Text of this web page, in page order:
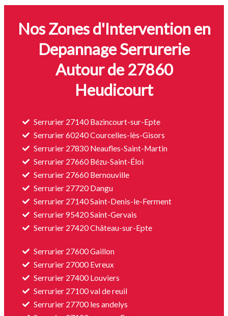
Nos Zones d'Intervention en
Depannage Serrurerie
Autour de 27860
Heudicourt
Serrurier 27140 Bazincourt-sur-Epte
Serrurier 60240 Courcelles-lès-Gisors
Serrurier 27830 Neaufles-Saint-Martin
Serrurier 27660 Bézu-Saint-Éloi
Serrurier 27660 Bernouville
Serrurier 27720 Dangu
Serrurier 27140 Saint-Denis-le-Ferment
Serrurier 95420 Saint-Gervais
Serrurier 27420 Château-sur-Epte
Serrurier 27600 Gaillon
Serrurier 27000 Evreux
Serrurier 27400 Louviers
Serrurier 27100 val de reuil
Serrurier 27700 les andelys